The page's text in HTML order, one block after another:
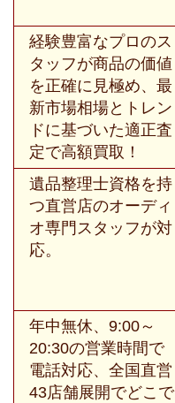
経験豊富なプロのス
タッフが商品の価値
を正確に見極め、最
新市場相場とトレン
ドに基づいた適正査
定で高額買取！
遺品整理士資格を持
つ直営店のオーディ
オ専門スタッフが対
応。
年中無休、9:00～
20:30の営業時間で
電話対応、全国直営
43店舗展開でどこで